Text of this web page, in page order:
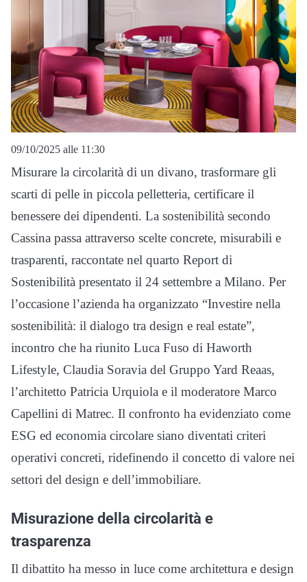
09/10/2025 alle 11:30
Misurare la circolarità di un divano, trasformare gli
scarti di pelle in piccola pelletteria, certificare il
benessere dei dipendenti. La sostenibilità secondo
Cassina passa attraverso scelte concrete, misurabili e
trasparenti, raccontate nel quarto Report di
Sostenibilità presentato il 24 settembre a Milano. Per
l’occasione l’azienda ha organizzato “Investire nella
sostenibilità: il dialogo tra design e real estate”,
incontro che ha riunito Luca Fuso di Haworth
Lifestyle, Claudia Soravia del Gruppo Yard Reaas,
l’architetto Patricia Urquiola e il moderatore Marco
Capellini di Matrec. Il confronto ha evidenziato come
ESG ed economia circolare siano diventati criteri
operativi concreti, ridefinendo il concetto di valore nei
settori del design e dell’immobiliare.
Misurazione della circolarità e
trasparenza
Il dibattito ha messo in luce come architettura e design